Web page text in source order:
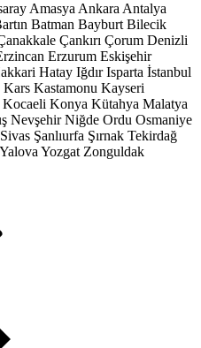
Amasya Ankara Antalya
Batman Bayburt Bilecik
Çankırı Çorum Denizli
Erzurum Eskişehir
Hatay Iğdır Isparta İstanbul
Kars Kastamonu Kayseri
Kocaeli Konya Kütahya Malatya
Nevşehir Niğde Ordu Osmaniye
Sivas Şanlıurfa Şırnak Tekirdağ
Yalova Yozgat Zonguldak